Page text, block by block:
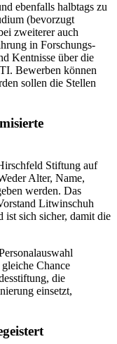
ebenfalls halbtags zu
(bevorzugt
zweiterer auch
in Forschungs-
Kentnisse über die
Bewerben können
sollen die Stellen
Stiftung auf
Alter, Name,
werden. Das
Litwinschuh
ist sich sicher, damit die
Chance
die
einsetzt,